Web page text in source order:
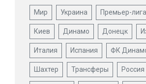
Мир Украина Премьер-лига
Киев Динамо Донецк
Италия Испания ФК
Шахтер Трансферы Россия